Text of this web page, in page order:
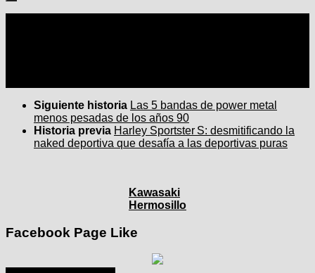
Siguiente historia Las 5 bandas de power metal
menos pesadas de los años 90
Historia previa Harley Sportster S: desmitificando la
naked deportiva que desafía a las deportivas puras
Kawasaki
Hermosillo
Facebook Page Like